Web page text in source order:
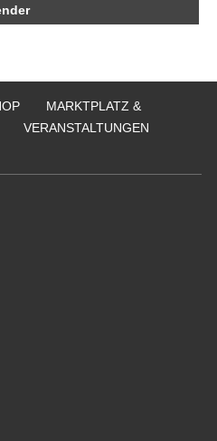
MARKTPLATZ &
VERANSTALTUNGEN